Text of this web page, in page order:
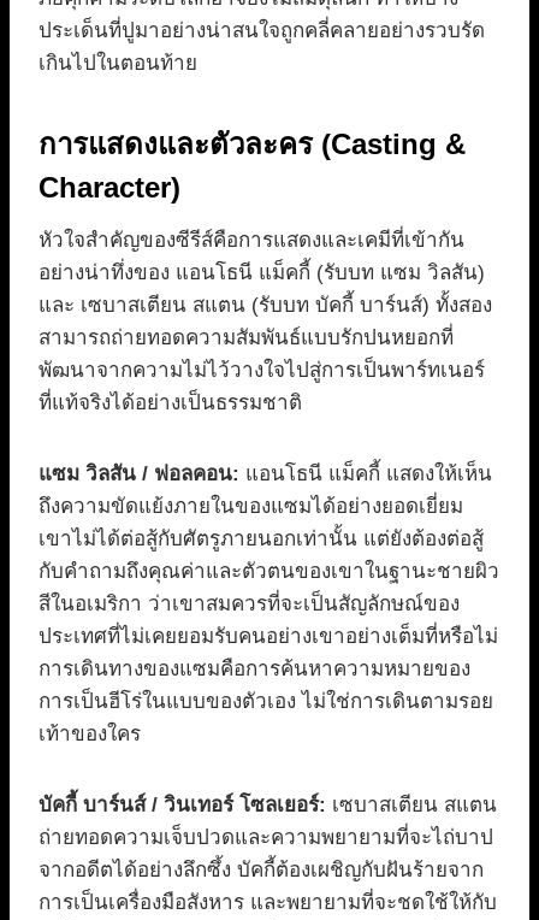
ประเด็นที่ปูมาอย่างน่าสนใจถูกคลี่คลายอย่างรวบรัด
เกินไปในตอนท้าย
การแสดงและตัวละคร (Casting &
Character)
หัวใจสำคัญของซีรีส์คือการแสดงและเคมีที่เข้ากัน
อย่างน่าทึ่งของ แอนโธนี แม็คกี้ (รับบท แซม วิลสัน)
และ เซบาสเตียน สแตน (รับบท บัคกี้ บาร์นส์) ทั้งสอง
สามารถถ่ายทอดความสัมพันธ์แบบรักปนหยอกที่
พัฒนาจากความไม่ไว้วางใจไปสู่การเป็นพาร์ทเนอร์
ที่แท้จริงได้อย่างเป็นธรรมชาติ
แซม วิลสัน / ฟอลคอน: แอนโธนี แม็คกี้ แสดงให้เห็น
ถึงความขัดแย้งภายในของแซมได้อย่างยอดเยี่ยม
เขาไม่ได้ต่อสู้กับศัตรูภายนอกเท่านั้น แต่ยังต้องต่อสู้
กับคำถามถึงคุณค่าและตัวตนของเขาในฐานะชายผิว
สีในอเมริกา ว่าเขาสมควรที่จะเป็นสัญลักษณ์ของ
ประเทศที่ไม่เคยยอมรับคนอย่างเขาอย่างเต็มที่หรือไม่
การเดินทางของแซมคือการค้นหาความหมายของ
การเป็นฮีโร่ในแบบของตัวเอง ไม่ใช่การเดินตามรอย
เท้าของใคร
บัคกี้ บาร์นส์ / วินเทอร์ โซลเยอร์: เซบาสเตียน สแตน
ถ่ายทอดความเจ็บปวดและความพยายามที่จะไถ่บาป
จากอดีตได้อย่างลึกซึ้ง บัคกี้ต้องเผชิญกับฝันร้ายจาก
การเป็นเครื่องมือสังหาร และพยายามที่จะชดใช้ให้กับ